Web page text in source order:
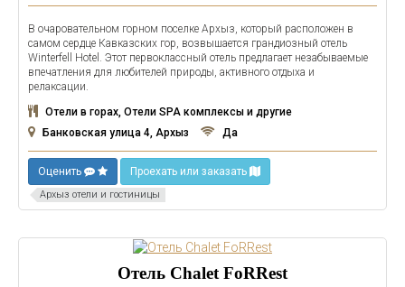
В очаровательном горном поселке Архыз, который расположен в
самом сердце Кавказских гор, возвышается грандиозный отель
Winterfell Hotel. Этот первоклассный отель предлагает незабываемые
впечатления для любителей природы, активного отдыха и
релаксации.
Отели в горах, Отели SPA комплексы и другие
Банковская улица 4, Архыз
Да
Оценить Проехать или заказать
Архыз отели и гостиницы
Отель Chalet FoRRest